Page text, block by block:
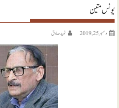
یونس متین
دسمبر 25, 2019 نويد صادق